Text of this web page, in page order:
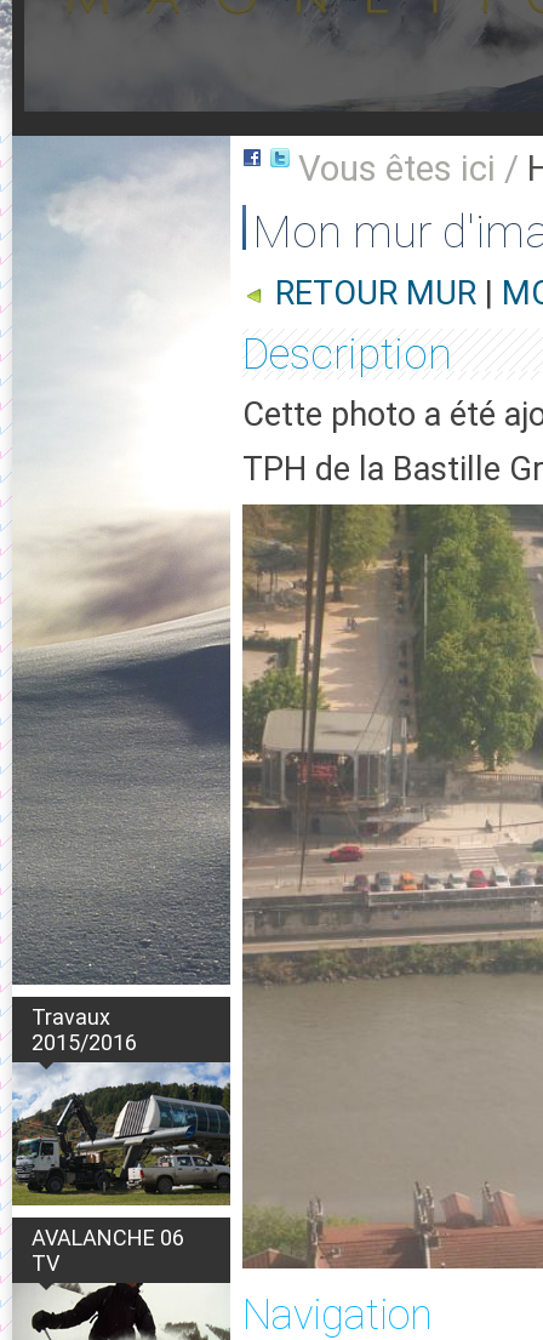
Travaux
2015/2016
AVALANCHE 06
TV
Vous êtes ici /
Mon mur
RETOUR MUR |
Description
Cette photo a été
TPH de la Bastille
Navigation